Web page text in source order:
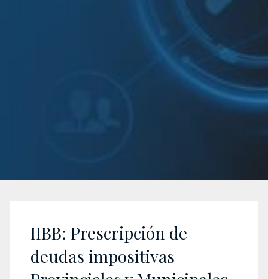
IIBB: Prescripción de
deudas impositivas